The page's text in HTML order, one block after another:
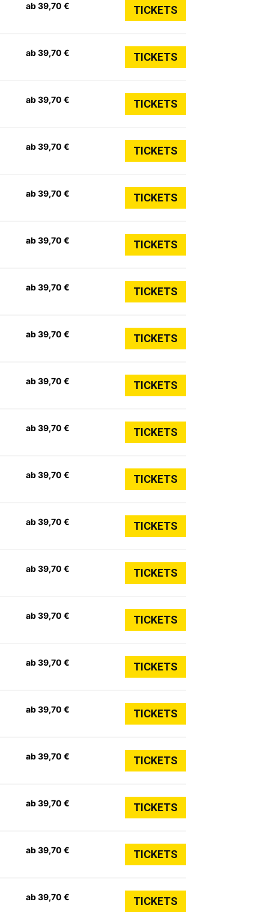
ab 39,70 € TICKETS
ab 39,70 € TICKETS
ab 39,70 € TICKETS
ab 39,70 € TICKETS
ab 39,70 € TICKETS
ab 39,70 € TICKETS
ab 39,70 € TICKETS
ab 39,70 € TICKETS
ab 39,70 € TICKETS
ab 39,70 € TICKETS
ab 39,70 € TICKETS
ab 39,70 € TICKETS
ab 39,70 € TICKETS
ab 39,70 € TICKETS
ab 39,70 € TICKETS
ab 39,70 € TICKETS
ab 39,70 € TICKETS
ab 39,70 € TICKETS
ab 39,70 € TICKETS
ab 39,70 € TICKETS